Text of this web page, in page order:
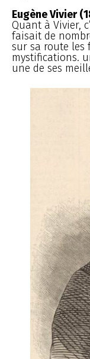
Eugène Vivier
Quant à Vivier,
faisait de
sur sa route les
mystifications.
une de ses